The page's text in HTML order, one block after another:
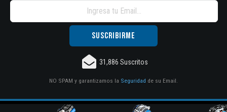
31,886 Suscritos
NO SPAM y garantizamos la Seguridad de su Email.